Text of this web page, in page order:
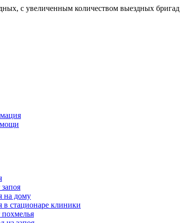
с увеличенным количеством выездных бригад
на дому
в стационаре клиники